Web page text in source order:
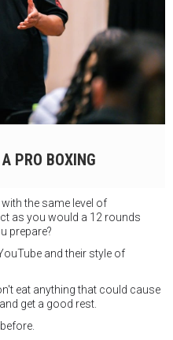
PRO BOXING
the same level of
as you would a 12 rounds
prepare?
and their style of
eat anything that could cause
get a good rest.